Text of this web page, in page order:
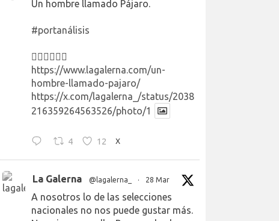
Un hombre llamado Pájaro.
#portanálisis
👉🏻👉🏻👉🏻
https://www.lagalerna.com/un-
hombre-llamado-pajaro/
https://x.com/lagalerna_/status/2038
216359264563526/photo/1
4 12 X
La Galerna @lagalerna_ · 28 Mar
A nosotros lo de las selecciones
nacionales no nos puede gustar más.